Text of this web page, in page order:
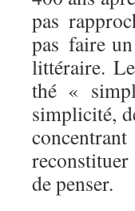
pas
pas faire
littéraire.
thé «
simplicité,
de penser.